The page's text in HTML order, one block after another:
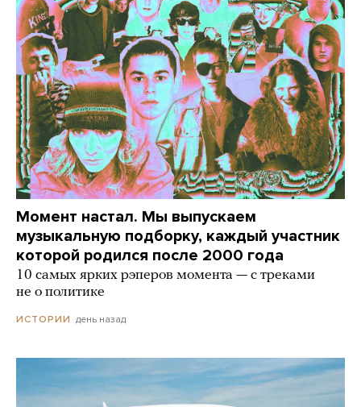
Момент настал. Мы выпускаем
музыкальную подборку, каждый участник
которой родился после 2000 года
10 самых ярких рэперов момента — с треками
не о политике
ИСТОРИИ день назад